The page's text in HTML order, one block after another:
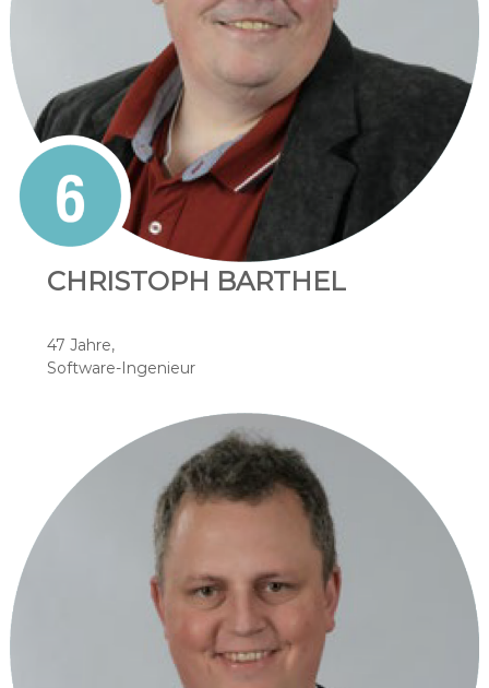
CHRISTOPH BARTHEL
47 Jahre,
Software-Ingenieur